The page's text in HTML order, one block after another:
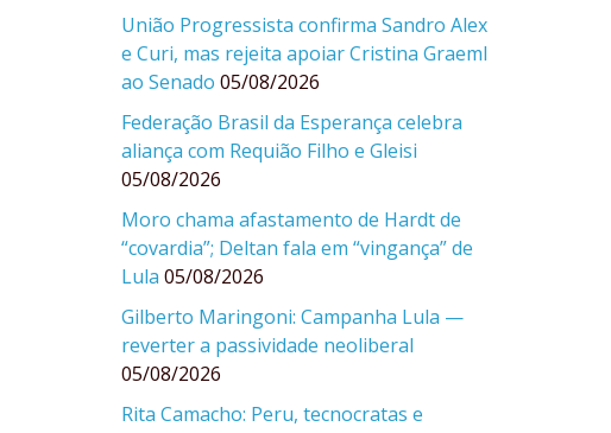
União Progressista confirma Sandro Alex
e Curi, mas rejeita apoiar Cristina Graeml
ao Senado 05/08/2026
Federação Brasil da Esperança celebra
aliança com Requião Filho e Gleisi
05/08/2026
Moro chama afastamento de Hardt de
“covardia”; Deltan fala em “vingança” de
Lula 05/08/2026
Gilberto Maringoni: Campanha Lula —
reverter a passividade neoliberal
05/08/2026
Rita Camacho: Peru, tecnocratas e